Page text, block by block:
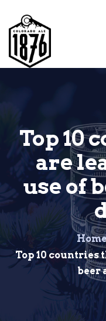
Top 10
are
use of
Top 10 countries
beer